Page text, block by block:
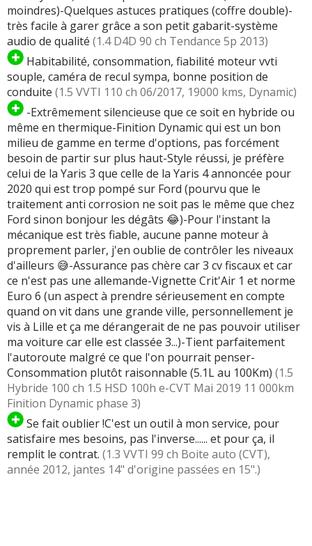
moindres)-Quelques astuces pratiques (coffre double)-
très facile à garer grâce a son petit gabarit-système
audio de qualité (1.4 D4D 90 ch Tendance 5p 2013)
Habitabilité, consommation, fiabilité moteur vvti
souple, caméra de recul sympa, bonne position de
conduite (1.5 VVTI 110 ch 06/2017, 19000 kms, Dynamic)
-Extrêmement silencieuse que ce soit en hybride ou
même en thermique-Finition Dynamic qui est un bon
milieu de gamme en terme d'options, pas forcément
besoin de partir sur plus haut-Style réussi, je préfère
celui de la Yaris 3 que celle de la Yaris 4 annoncée pour
2020 qui est trop pompé sur Ford (pourvu que le
traitement anti corrosion ne soit pas le même que chez
Ford sinon bonjour les dégâts 😂)-Pour l'instant la
mécanique est très fiable, aucune panne moteur à
proprement parler, j'en oublie de contrôler les niveaux
d'ailleurs 😅-Assurance pas chère car 3 cv fiscaux et car
ce n'est pas une allemande-Vignette Crit'Air 1 et norme
Euro 6 (un aspect à prendre sérieusement en compte
quand on vit dans une grande ville, personnellement je
vis à Lille et ça me dérangerait de ne pas pouvoir utiliser
ma voiture car elle est classée 3...)-Tient parfaitement
l'autoroute malgré ce que l'on pourrait penser-
Consommation plutôt raisonnable (5.1L au 100Km) (1.5
Hybride 100 ch 1.5 HSD 100h e-CVT Mai 2019 11 000km
Finition Dynamic phase 3)
Se fait oublier !C'est un outil à mon service, pour
satisfaire mes besoins, pas l'inverse...... et pour ça, il
remplit le contrat. (1.3 VVTI 99 ch Boite auto (CVT),
année 2012, jantes 14" d'origine passées en 15".)